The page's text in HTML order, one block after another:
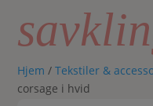
Hjem /Tekstiler &
corsage i hvid